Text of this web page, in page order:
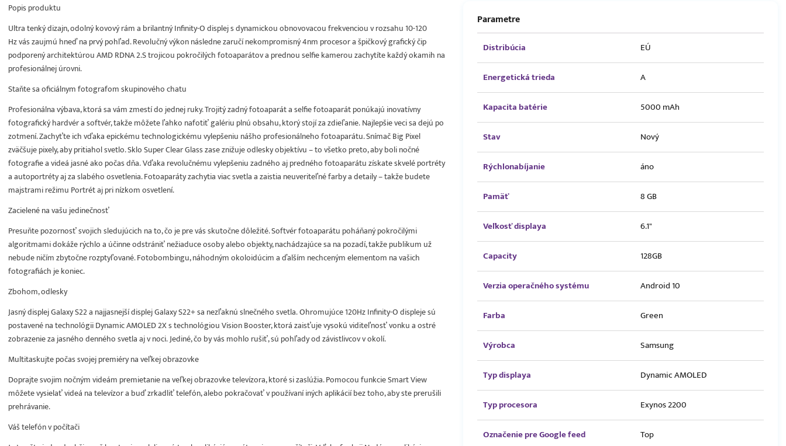
Popis produktu
Ultra tenký dizajn, odolný kovový rám a brilantný Infinity-O displej s dynamickou obnovovacou frekvenciou v rozsahu 10-120
Hz vás zaujmú hneď na prvý pohľad. Revolučný výkon následne zaručí nekompromisný 4nm procesor a špičkový grafický čip
podporený architektúrou AMD RDNA 2.S trojicou pokročilých fotoaparátov a prednou selfie kamerou zachytíte každý okamih na
profesionálnej úrovni.
Staňte sa oficiálnym fotografom skupinového chatu
Profesionálna výbava, ktorá sa vám zmestí do jednej ruky. Trojitý zadný fotoaparát a selfie fotoaparát ponúkajú inovatívny
fotografický hardvér a softvér, takže môžete ľahko nafotiť galériu plnú obsahu, ktorý stojí za zdieľanie. Najlepšie veci sa dejú po
zotmení. Zachyťte ich vďaka epickému technologickému vylepšeniu nášho profesionálneho fotoaparátu. Snímač Big Pixel
zväčšuje pixely, aby pritiahol svetlo. Sklo Super Clear Glass zase znižuje odlesky objektívu – to všetko preto, aby boli nočné
fotografie a videá jasné ako počas dňa. Vďaka revolučnému vylepšeniu zadného aj predného fotoaparátu získate skvelé portréty
a autoportréty aj za slabého osvetlenia. Fotoaparáty zachytia viac svetla a zaistia neuveriteľné farby a detaily – takže budete
majstrami režimu Portrét aj pri nízkom osvetlení.
Zacielené na vašu jedinečnosť
Presuňte pozornosť svojich sledujúcich na to, čo je pre vás skutočne dôležité. Softvér fotoaparátu poháňaný pokročilými
algoritmami dokáže rýchlo a účinne odstrániť nežiaduce osoby alebo objekty, nachádzajúce sa na pozadí, takže publikum už
nebude ničím zbytočne rozptyľované. Fotobombingu, náhodným okoloidúcim a ďalším nechceným elementom na vašich
fotografiách je koniec.
Zbohom, odlesky
Jasný displej Galaxy S22 a najjasnejší displej Galaxy S22+ sa nezľaknú slnečného svetla. Ohromujúce 120Hz Infinity-O displeje sú
postavené na technológii Dynamic AMOLED 2X s technológiou Vision Booster, ktorá zaisťuje vysokú viditeľnosť vonku a ostré
zobrazenie za jasného denného svetla aj v noci. Jediné, čo by vás mohlo rušiť, sú pohľady od závistlivcov v okolí.
Multitaskujte počas svojej premiéry na veľkej obrazovke
Doprajte svojim nočným videám premietanie na veľkej obrazovke televízora, ktoré si zaslúžia. Pomocou funkcie Smart View
môžete vysielať videá na televízor a buď zrkadliť telefón, alebo pokračovať v používaní iných aplikácií bez toho, aby ste prerušili
prehrávanie.
Váš telefón v počítači
Parametre
Distribúcia EÚ
Energetická trieda A
Kapacita batérie 5000 mAh
Stav Nový
Rýchlonabíjanie áno
Pamäť 8 GB
Veľkosť displaya 6.1"
Capacity 128GB
Verzia operačného systému Android 10
Farba Green
Výrobca Samsung
Typ displaya Dynamic AMOLED
Typ procesora Exynos 2200
Označenie pre Google feed Top